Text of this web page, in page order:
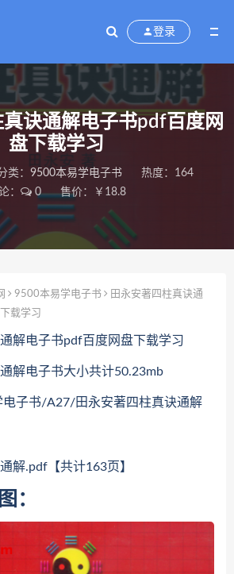
登录
真诀通解电子书pdf百度网
盘下载学习
类： 9500本易学电子书
热度：164
：
0 售价：￥18.8
9500本易学电子书
田永安著四柱真诀通
载学习
解电子书pdf百度网盘下载学习
解电子书大小共计50.23mb
电子书/A27/田永安著四柱真诀通解
解.pdf【共计163页】
：